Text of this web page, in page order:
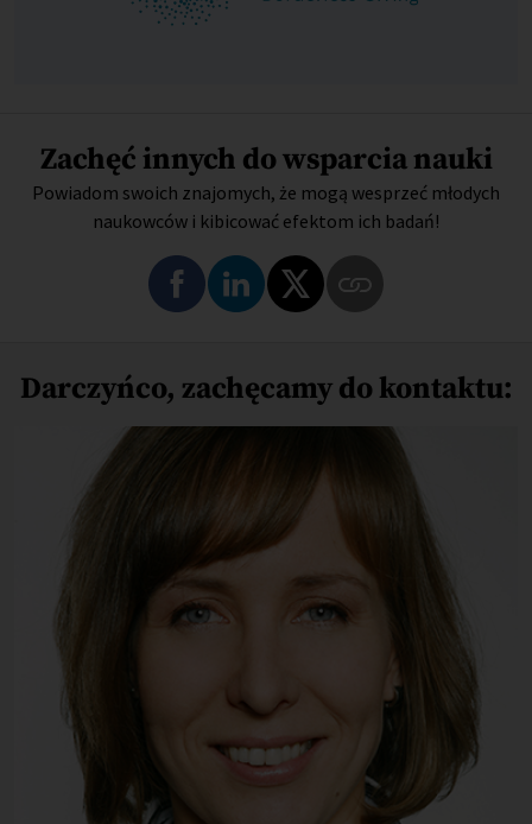
Zachęć innych do wsparcia nauki
Powiadom swoich znajomych, że mogą wesprzeć młodych
naukowców i kibicować efektom ich badań!
Darczyńco, zachęcamy do kontaktu: